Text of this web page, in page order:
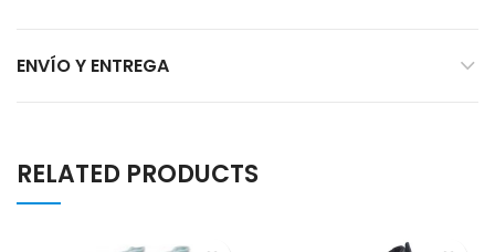
ENVÍO Y ENTREGA
RELATED PRODUCTS